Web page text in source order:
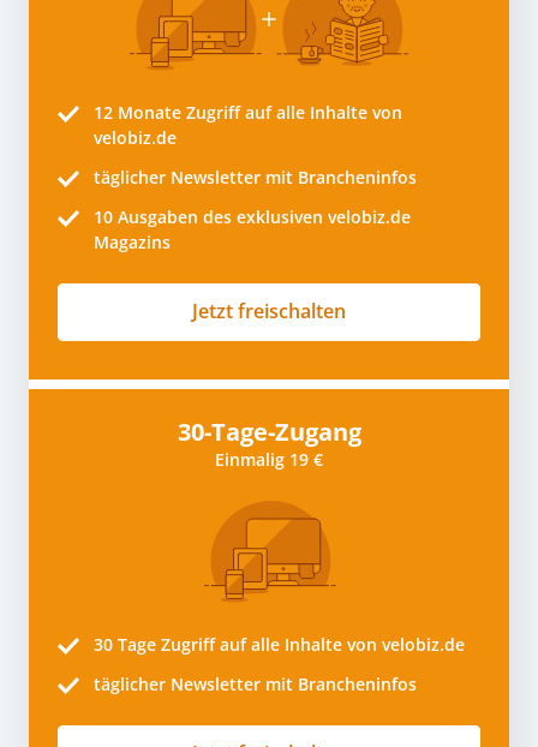
12 Monate Zugriff auf alle Inhalte von
velobiz.de
täglicher Newsletter mit Brancheninfos
10 Ausgaben des exklusiven velobiz.de
Magazins
Jetzt freischalten
30-Tage-Zugang
Einmalig 19 €
30 Tage Zugriff auf alle Inhalte von velobiz.de
täglicher Newsletter mit Brancheninfos